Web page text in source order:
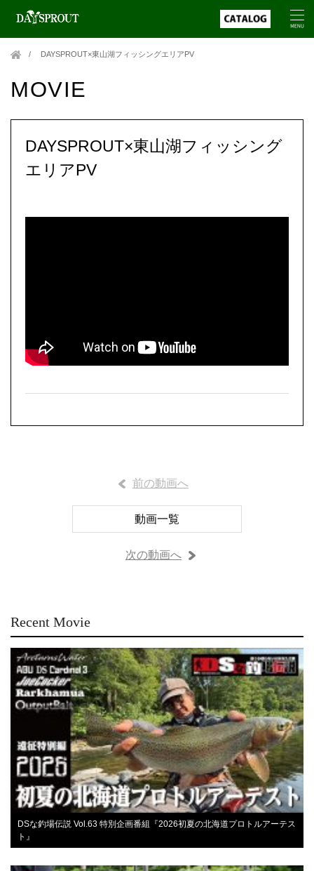
DAYSPROUT×東山湖フィッシングエリアPV
MOVIE
DAYSPROUT×東山湖フィッシング
エリアPV
前の動画へ
動画一覧
次の動画へ
Recent Movie
DSな釣場伝説 Vol.63 特別企画番組『2026初夏の北海道プロトルアーテス
ト』